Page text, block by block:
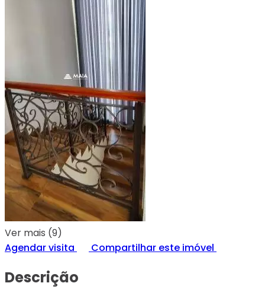
Ver mais (9)
Agendar visita
Compartilhar este imóvel
Descrição